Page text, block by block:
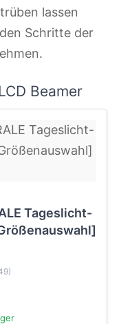
lassen
Schritte der
Beamer
Tageslicht-